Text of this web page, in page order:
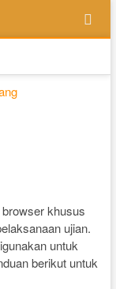
khusus
ujian.
untuk
berikut untuk